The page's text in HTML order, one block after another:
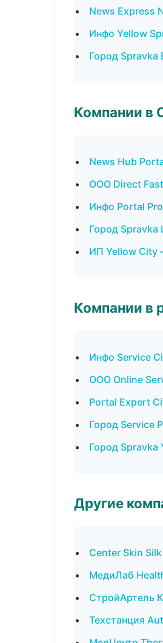
News Express
Инфо Yellow
Город
Компании в
News Hub
ООО Direct
Инфо Portal
Город
ИП Yellow City
Компании в
Инфо Service
ООО Online
Portal Expert
Город Service
Город
Другие
Center Skin
МедиЛаб
СтройАртель
Техстанция